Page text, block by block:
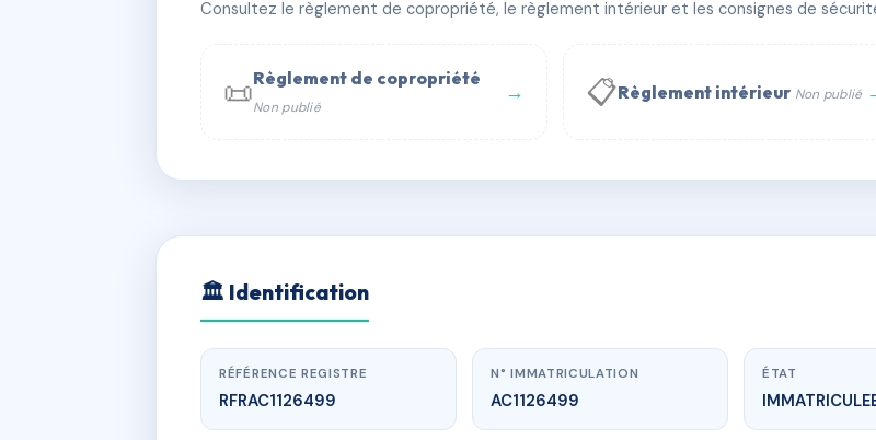
📍 16 r andrieux 51100 Reims
📞 Contacter Syndic Digital 💬 WhatsApp
Consultez le règlement de copropriété, le règlement intérieur et les consignes de
📜Règlement de copropriété
Non publié
→ 📋Règlement intérieur Non publié
AC1126499 🇫🇷
🏛 Identification
RÉFÉRENCE REGISTRE
RFRAC1126499
N° IMMATRICULATION
AC1126499
ÉTAT